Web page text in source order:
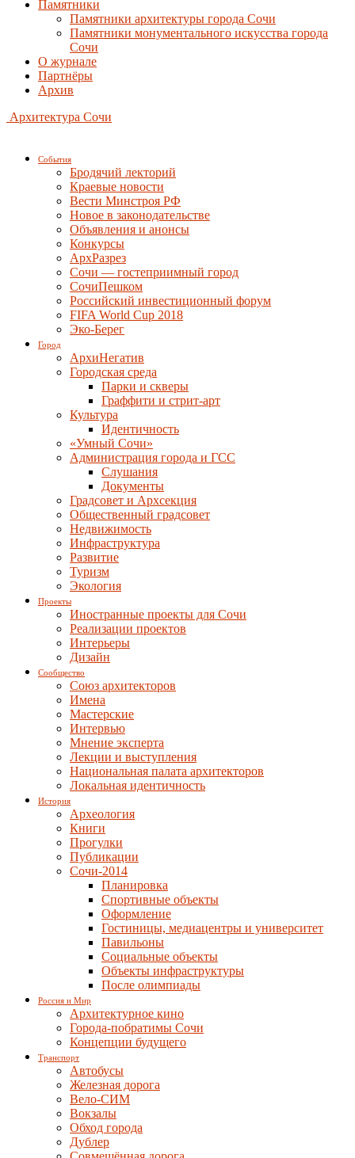
Памятники
Памятники архитектуры города Сочи
Памятники монументального искусства города
Сочи
О журнале
Партнёры
Архив
Архитектура Сочи
События
Бродячий лекторий
Краевые новости
Вести Минстроя РФ
Новое в законодательстве
Объявления и анонсы
Конкурсы
АрхРазрез
Сочи — гостеприимный город
СочиПешком
Российский инвестиционный форум
FIFA World Cup 2018
Эко-Берег
Город
АрхиНегатив
Городская среда
Парки и скверы
Граффити и стрит-арт
Культура
Идентичность
«Умный Сочи»
Администрация города и ГСС
Слушания
Документы
Градсовет и Архсекция
Общественный градсовет
Недвижимость
Инфраструктура
Развитие
Туризм
Экология
Проекты
Иностранные проекты для Сочи
Реализации проектов
Интерьеры
Дизайн
Сообщество
Союз архитекторов
Имена
Мастерские
Интервью
Мнение эксперта
Лекции и выступления
Национальная палата архитекторов
Локальная идентичность
История
Археология
Книги
Прогулки
Публикации
Сочи-2014
Планировка
Спортивные объекты
Оформление
Гостиницы, медиацентры и университет
Павильоны
Социальные объекты
Объекты инфраструктуры
После олимпиады
Россия и Мир
Архитектурное кино
Города-побратимы Сочи
Концепции будущего
Транспорт
Автобусы
Железная дорога
Вело-СИМ
Вокзалы
Обход города
Дублер